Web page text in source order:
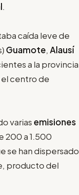
.
caída leve de
Guamote, Alausí
a la provincia
el centro de
varias emisiones
200 a 1.500
se han dispersado
producto del